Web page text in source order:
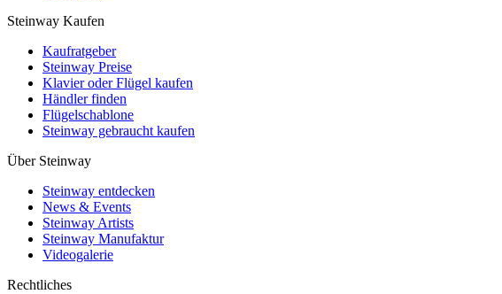
Steinway Kaufen
Kaufratgeber
Steinway Preise
Klavier oder Flügel kaufen
Händler finden
Flügelschablone
Steinway gebraucht kaufen
Über Steinway
Steinway entdecken
News & Events
Steinway Artists
Steinway Manufaktur
Videogalerie
Rechtliches